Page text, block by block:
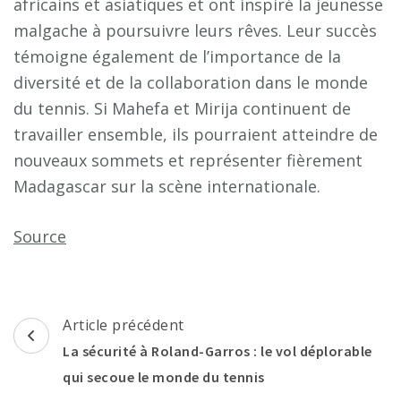
africains et asiatiques et ont inspiré la jeunesse
malgache à poursuivre leurs rêves. Leur succès
témoigne également de l’importance de la
diversité et de la collaboration dans le monde
du tennis. Si Mahefa et Mirija continuent de
travailler ensemble, ils pourraient atteindre de
nouveaux sommets et représenter fièrement
Madagascar sur la scène internationale.
Source
Navigation
d'article
Article précédent
La sécurité à Roland-Garros : le vol déplorable
qui secoue le monde du tennis